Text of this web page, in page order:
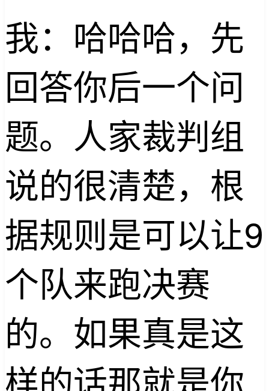
我：哈哈哈，先
回答你后一个问
题。人家裁判组
说的很清楚，根
据规则是可以让9
个队来跑决赛
的。如果真是这
样的话那就是你